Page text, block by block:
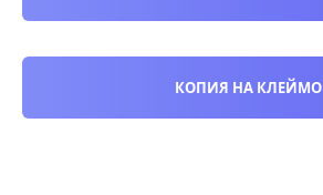
КОПИЯ НА КЛЕЙМО